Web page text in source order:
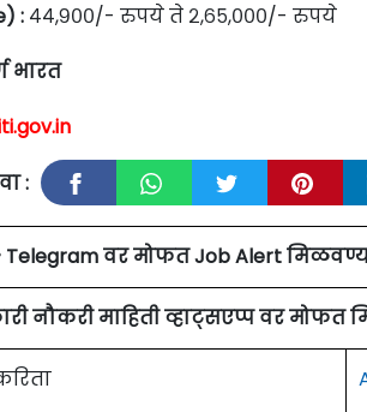
: ४४,९००/- रुपये ते २,६५,०००/- रुपये
भारत
:
Telegram वर मोफत Job Alert
नौकरी माहिती व्हाट्सएप्प वर मोफत